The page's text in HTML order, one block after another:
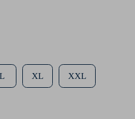
L XL XXL